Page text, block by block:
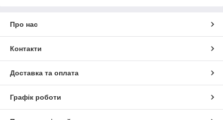
Про нас
Контакти
Доставка та оплата
Графік роботи